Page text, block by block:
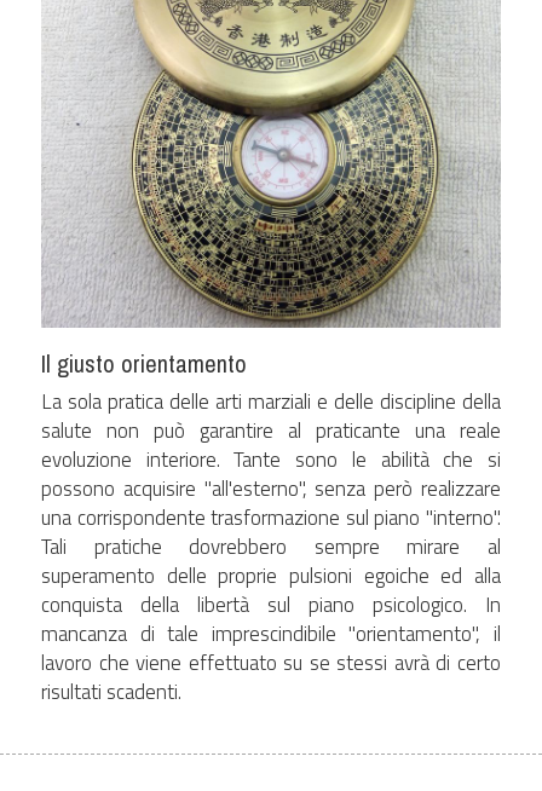
Il giusto orientamento
La sola pratica delle arti marziali e delle discipline della
salute non può garantire al praticante una reale
evoluzione interiore. Tante sono le abilità che si
possono acquisire "all'esterno", senza però realizzare
una corrispondente trasformazione sul piano "interno".
Tali pratiche dovrebbero sempre mirare al
superamento delle proprie pulsioni egoiche ed alla
conquista della libertà sul piano psicologico. In
mancanza di tale imprescindibile "orientamento", il
lavoro che viene effettuato su se stessi avrà di certo
risultati scadenti.